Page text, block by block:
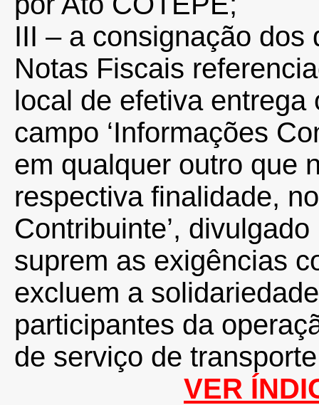
III – a consignação dos
Notas Fiscais
local de efetiva
campo ‘Informações
em qualquer outro que
respectiva finalidade,
Contribuinte’,
suprem as exigências
excluem a
participantes da
de serviço de transporte
VER